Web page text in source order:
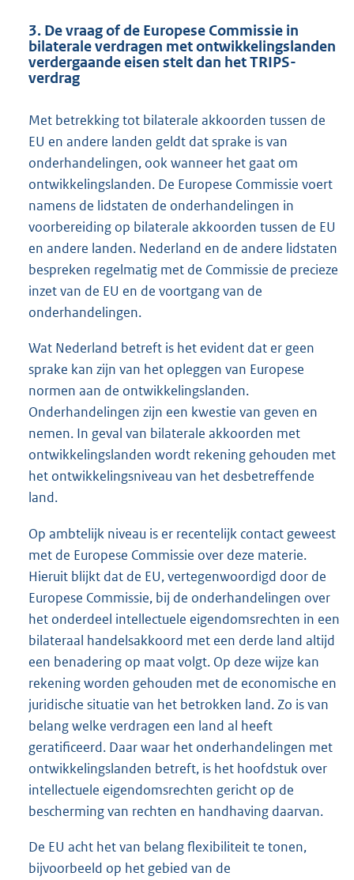
3. De vraag of de Europese Commissie in
bilaterale verdragen met ontwikkelingslanden
verdergaande eisen stelt dan het TRIPS-
verdrag
Met betrekking tot bilaterale akkoorden tussen de
EU en andere landen geldt dat sprake is van
onderhandelingen, ook wanneer het gaat om
ontwikkelingslanden. De Europese Commissie voert
namens de lidstaten de onderhandelingen in
voorbereiding op bilaterale akkoorden tussen de EU
en andere landen. Nederland en de andere lidstaten
bespreken regelmatig met de Commissie de precieze
inzet van de EU en de voortgang van de
onderhandelingen.
Wat Nederland betreft is het evident dat er geen
sprake kan zijn van het opleggen van Europese
normen aan de ontwikkelingslanden.
Onderhandelingen zijn een kwestie van geven en
nemen. In geval van bilaterale akkoorden met
ontwikkelingslanden wordt rekening gehouden met
het ontwikkelingsniveau van het desbetreffende
land.
Op ambtelijk niveau is er recentelijk contact geweest
met de Europese Commissie over deze materie.
Hieruit blijkt dat de EU, vertegenwoordigd door de
Europese Commissie, bij de onderhandelingen over
het onderdeel intellectuele eigendomsrechten in een
bilateraal handelsakkoord met een derde land altijd
een benadering op maat volgt. Op deze wijze kan
rekening worden gehouden met de economische en
juridische situatie van het betrokken land. Zo is van
belang welke verdragen een land al heeft
geratificeerd. Daar waar het onderhandelingen met
ontwikkelingslanden betreft, is het hoofdstuk over
intellectuele eigendomsrechten gericht op de
bescherming van rechten en handhaving daarvan.
De EU acht het van belang flexibiliteit te tonen,
bijvoorbeeld op het gebied van de